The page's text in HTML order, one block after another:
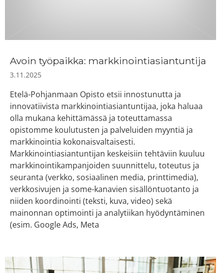
Avoin työpaikka: markkinointiasiantuntija
3.11.2025
Etelä-Pohjanmaan Opisto etsii innostunutta ja
innovatiivista markkinointiasiantuntijaa, joka haluaa
olla mukana kehittämässä ja toteuttamassa
opistomme koulutusten ja palveluiden myyntiä ja
markkinointia kokonaisvaltaisesti.
Markkinointiasiantuntijan keskeisiin tehtäviin kuuluu
markkinointikampanjoiden suunnittelu, toteutus ja
seuranta (verkko, sosiaalinen media, printtimedia),
verkkosivujen ja some-kanavien sisällöntuotanto ja
niiden koordinointi (teksti, kuva, video) sekä
mainonnan optimointi ja analytiikan hyödyntäminen
(esim. Google Ads, Meta